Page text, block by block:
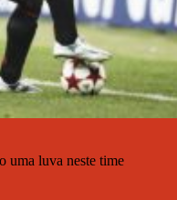
uma luva neste time